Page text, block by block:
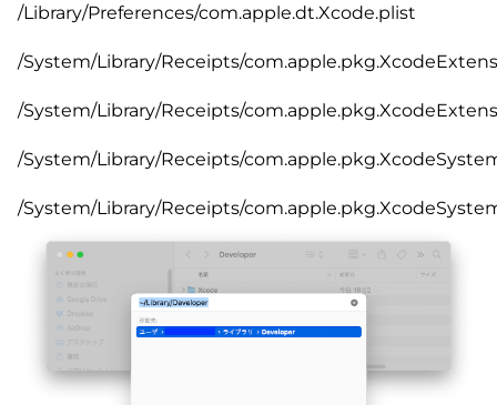
/Library/Preferences/com.apple.dt.Xcode.plist
/System/Library/Receipts/
/System/Library/Receipts/
/System/Library/Receipts/
/System/Library/Receipts/